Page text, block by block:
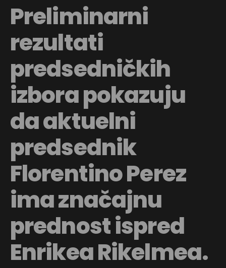
Preliminarni
rezultati
predsedničkih
izbora pokazuju
da aktuelni
predsednik
Florentino Perez
ima značajnu
prednost ispred
Enrikea Rikelmea.